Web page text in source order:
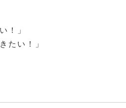
！」
たい！」